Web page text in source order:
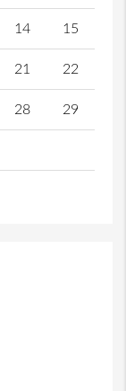
14 15
21 22
28 29